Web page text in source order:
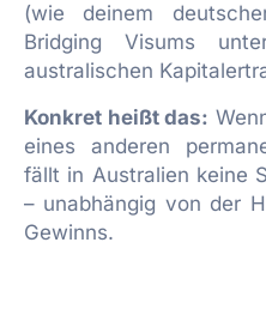
(wie deinem
Bridging Visums
australischen
Konkret heißt das:
eines anderen
fällt in Australien keine
– unabhängig von der
Gewinns.